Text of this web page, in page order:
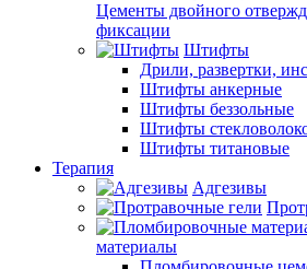
Цементы двойного
фиксации
Штифты
Дрили, развертки,
Штифты анкерные
Штифты беззольные
Штифты
Штифты титановые
Терапия
Адгезивы
материалы